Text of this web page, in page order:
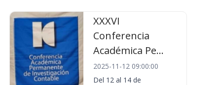
XXXVI
Conferencia
Académica Pe...
2025-11-12 09:00:00
Del 12 al 14 de